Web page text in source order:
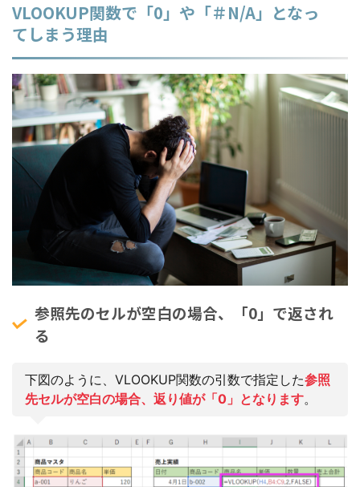
VLOOKUP関数で「0」や「＃N/A」となっ
てしまう理由
参照先のセルが空白の場合、「0」で返され
る
下図のように、VLOOKUP関数の引数で指定した参照
先セルが空白の場合、返り値が「0」となります。